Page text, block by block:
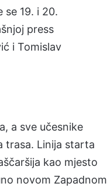
se 19. i 20.
press
i Tomislav
a sve učesnike
trasa. Linija starta
kao mjesto
novom Zapadnom